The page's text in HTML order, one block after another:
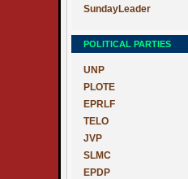
SundayLeader
POLITICAL PARTIES
UNP
PLOTE
EPRLF
TELO
JVP
SLMC
EPDP